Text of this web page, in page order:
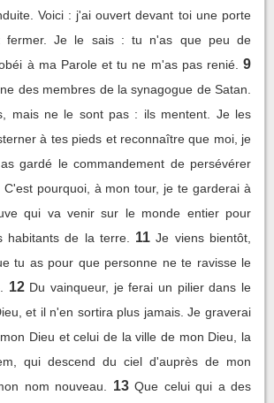
Voici : j'ai ouvert devant toi une porte
fermer. Je le sais : tu n'as que peu de
à ma Parole et tu ne m'as pas renié. 9
des membres de la synagogue de Satan.
mais ne le sont pas : ils mentent. Je les
à tes pieds et reconnaître que moi, je
gardé le commandement de persévérer
pourquoi, à mon tour, je te garderai à
qui va venir sur le monde entier pour
habitants de la terre.
11 Je viens bientôt,
tu as pour que personne ne te ravisse le
12 Du vainqueur, je ferai un pilier dans le
et il n'en sortira plus jamais. Je graverai
Dieu et celui de la ville de mon Dieu, la
qui descend du ciel d'auprès de mon
nom nouveau.
13 Que celui qui a des